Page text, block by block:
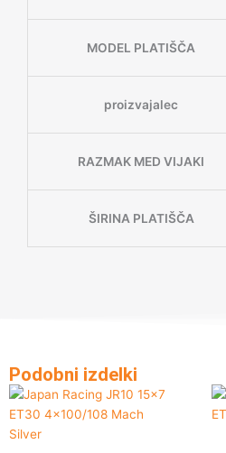
MODEL PLATIŠČA
proizvajalec
RAZMAK MED VIJAKI
ŠIRINA PLATIŠČA
Podobni izdelki